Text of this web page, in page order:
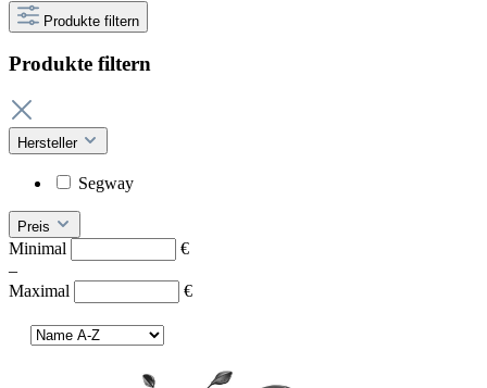
Produkte filtern
Produkte filtern
Hersteller
Segway
Preis
Minimal
€
–
Maximal
€